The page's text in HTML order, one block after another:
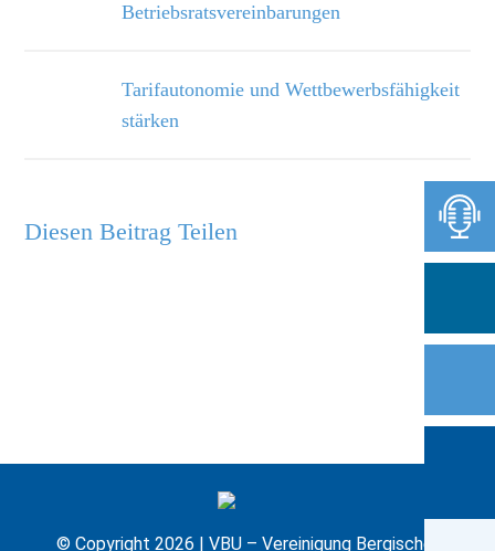
Betriebsratsvereinbarungen
Tarifautonomie und Wettbewerbsfähigkeit
stärken
Diesen Beitrag Teilen
© Copyright 2026 | VBU – Vereinigung Bergischer